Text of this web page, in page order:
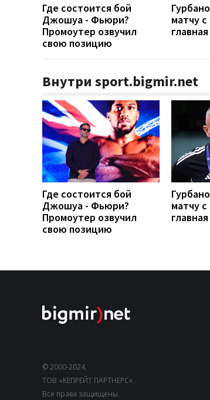
Где состоится бой
Джошуа - Фьюри?
Промоутер озвучил
свою позицию
матчу
Внутри sport.bigmir.net
Где состоится бой
Джошуа - Фьюри?
Промоутер озвучил
свою позицию
матчу
© 2000-2024,
ТОВ «КЕПРЕЙТ ПАРТНЕРС».
Все права защищены.